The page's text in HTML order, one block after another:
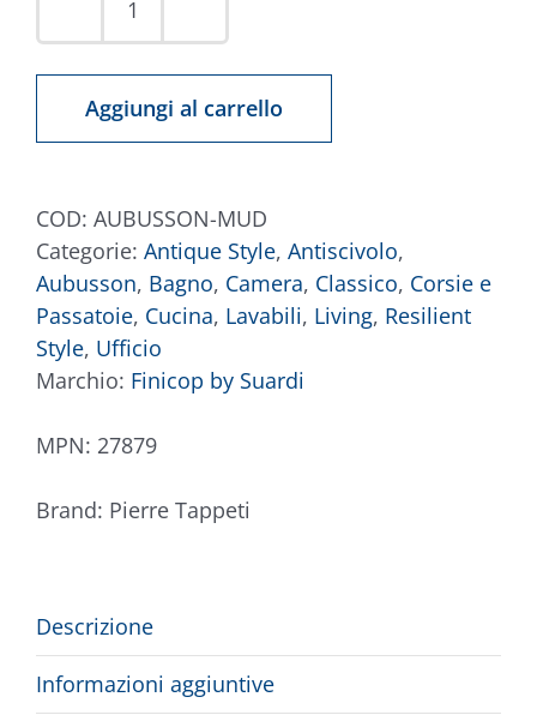
Tappeto
quantità
Aggiungi al carrello
COD: AUBUSSON-MUD
Categorie: Antique Style, Antiscivolo,
Aubusson, Bagno, Camera, Classico, Corsie e
Passatoie, Cucina, Lavabili, Living, Resilient
Style, Ufficio
Marchio: Finicop by Suardi
MPN: 27879
Brand: Pierre Tappeti
Descrizione
Informazioni aggiuntive